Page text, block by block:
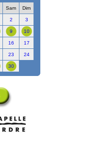
Sam Dim
2 3
9 10
16 17
23 24
30